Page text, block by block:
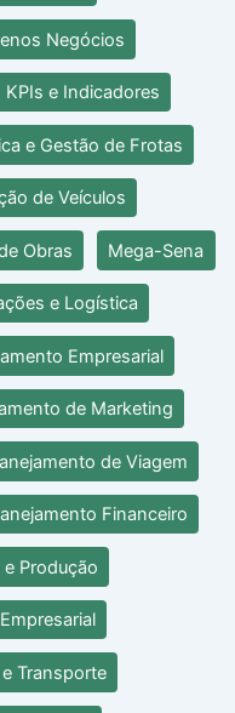
Negócios
KPIs e Indicadores
e Gestão de Frotas
de Veículos
Obras Mega-Sena
e Logística
Empresarial
de Marketing
de Viagem
Financeiro
Produção
Transporte